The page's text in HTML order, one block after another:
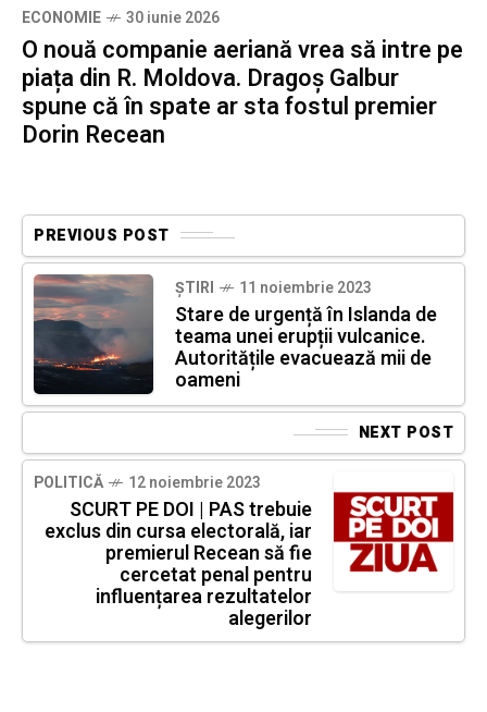
ECONOMIE 30 iunie 2026
O nouă companie aeriană vrea să intre pe
piața din R. Moldova. Dragoș Galbur
spune că în spate ar sta fostul premier
Dorin Recean
PREVIOUS POST
ȘTIRI 11 noiembrie 2023
Stare de urgență în Islanda de
teama unei erupții vulcanice.
Autoritățile evacuează mii de
oameni
NEXT POST
POLITICĂ 12 noiembrie 2023
SCURT PE DOI | PAS trebuie
exclus din cursa electorală, iar
premierul Recean să fie
cercetat penal pentru
influențarea rezultatelor
alegerilor